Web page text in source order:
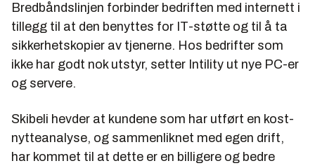
Bredbåndslinjen forbinder bedriften med internett i
tillegg til at den benyttes for IT-støtte og til å ta
sikkerhetskopier av tjenerne. Hos bedrifter som
ikke har godt nok utstyr, setter Intility ut nye PC-er
og servere.
Skibeli hevder at kundene som har utført en kost-
nytteanalyse, og sammenliknet med egen drift,
har kommet til at dette er en billigere og bedre